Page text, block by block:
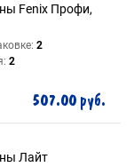
Fenix Профи,
2
2
507.00 руб.
Лайт